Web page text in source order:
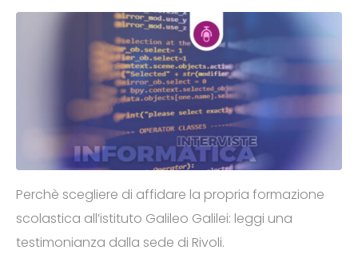
Perchè scegliere di affidare la propria formazione
scolastica all’istituto Galileo Galilei: leggi una
testimonianza dalla sede di Rivoli.